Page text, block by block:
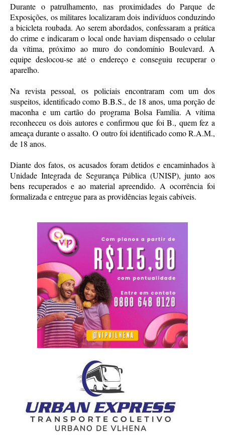
Durante o patrulhamento, nas proximidades do Parque de
Exposições, os militares localizaram dois indivíduos conduzindo
a bicicleta roubada. Ao serem abordados, confessaram a prática
do crime e indicaram o local onde haviam dispensado o celular
da vítima, próximo ao muro do condomínio Boulevard. A
equipe deslocou-se até o endereço e conseguiu recuperar o
aparelho.
Na revista pessoal, os policiais encontraram com um dos
suspeitos, identificado como B.B.S., de 18 anos, uma porção de
maconha e um cartão do programa Bolsa Família. A vítima
reconheceu os dois autores e confirmou que foi B., quem fez a
ameaça durante o assalto. O outro foi identificado como R.A.M.,
de 18 anos.
Diante dos fatos, os acusados foram detidos e encaminhados à
Unidade Integrada de Segurança Pública (UNISP), junto aos
bens recuperados e ao material apreendido. A ocorrência foi
formalizada e entregue para as providências legais cabíveis.